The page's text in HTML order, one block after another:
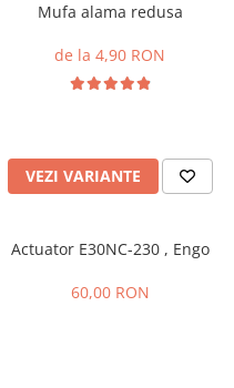
Mufa alama redusa
de la 4,90 RON
VEZI VARIANTE
Actuator E30NC-230 , Engo
60,00 RON